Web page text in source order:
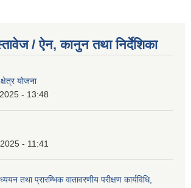
/ ऐन, कानुन तथा निर्देशिका
योजना
- 13:48
- 11:41
तथा प्रारम्भिक वातावरणीय परीक्षण कार्यविधि,